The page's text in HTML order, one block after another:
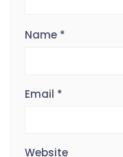
Name *
Email *
Website